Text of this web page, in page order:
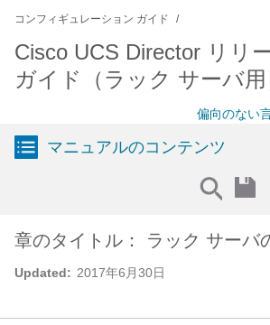
コンフィギュレーション ガイド
Cisco UCS Director リリ
ガイド（ラック サーバ用
偏向のない
マニュアルのコンテンツ
Updated: 2017年6月30日
章のタイトル： ラック サーバ